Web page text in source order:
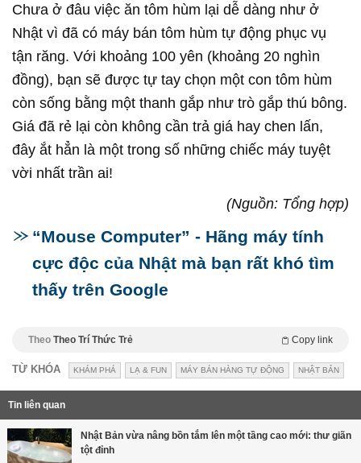
Chưa ở đâu việc ăn tôm hùm lại dễ dàng như ở
Nhật vì đã có máy bán tôm hùm tự động phục vụ
tận răng. Với khoảng 100 yên (khoảng 20 nghìn
đồng), bạn sẽ được tự tay chọn một con tôm hùm
còn sống bằng một thanh gắp như trò gắp thú bông.
Giá đã rẻ lại còn không cần trả giá hay chen lấn,
đây ắt hẳn là một trong số những chiếc máy tuyệt
vời nhất trần ai!
(Nguồn: Tổng hợp)
“Mouse Computer” - Hãng máy tính
cực độc của Nhật mà bạn rất khó tìm
thấy trên Google
Theo Theo Trí Thức Trẻ Copy link
TỪ KHÓA KHÁM PHÁ LẠ & FUN MÁY BÁN HÀNG TỰ ĐỘNG NHẬT BẢN
Tin liên quan
Nhật Bản vừa nâng bồn tắm lên một tầng cao mới: thư giãn
tột đỉnh